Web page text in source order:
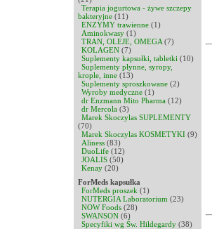
Terapia jogurtowa - żywe szczepy
bakteryjne (11)
ENZYMY trawienne (1)
Aminokwasy (1)
TRAN, OLEJE, OMEGA (7)
KOLAGEN (7)
Suplementy kapsułki, tabletki (10)
Suplementy płynne, syropy,
krople, inne (13)
Suplementy sproszkowane (2)
Wyroby medyczne (1)
dr Enzmann Mito Pharma (12)
dr Mercola (3)
Marek Skoczylas SUPLEMENTY
(70)
Marek Skoczylas KOSMETYKI (9)
Aliness (83)
DuoLife (12)
JOALIS (50)
Kenay (20)
ForMeds kapsułka
ForMeds proszek (1)
NUTERGIA Laboratorium (23)
NOW Foods (28)
SWANSON (6)
Specyfiki wg Św. Hildegardy (38)